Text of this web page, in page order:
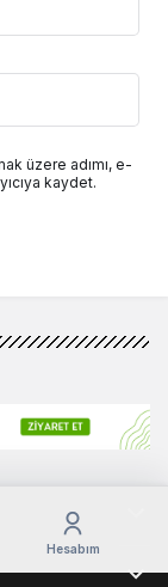
üzere adımı, e-
kaydet.
Hesabım